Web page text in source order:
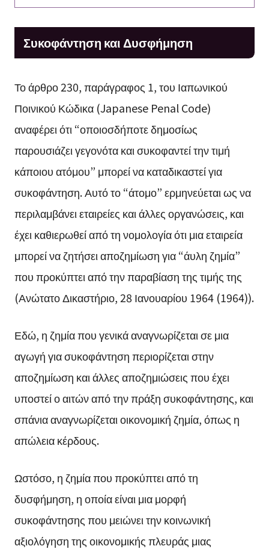
Συκοφάντηση και Δυσφήμηση
Το άρθρο 230, παράγραφος 1, του Ιαπωνικού
Ποινικού Κώδικα (Japanese Penal Code)
αναφέρει ότι “οποιοσδήποτε δημοσίως
παρουσιάζει γεγονότα και συκοφαντεί την τιμή
κάποιου ατόμου” μπορεί να καταδικαστεί για
συκοφάντηση. Αυτό το “άτομο” ερμηνεύεται ως να
περιλαμβάνει εταιρείες και άλλες οργανώσεις, και
έχει καθιερωθεί από τη νομολογία ότι μια εταιρεία
μπορεί να ζητήσει αποζημίωση για “άυλη ζημία”
που προκύπτει από την παραβίαση της τιμής της
(Ανώτατο Δικαστήριο, 28 Ιανουαρίου 1964 (1964)).
Εδώ, η ζημία που γενικά αναγνωρίζεται σε μια
αγωγή για συκοφάντηση περιορίζεται στην
αποζημίωση και άλλες αποζημιώσεις που έχει
υποστεί ο αιτών από την πράξη συκοφάντησης, και
σπάνια αναγνωρίζεται οικονομική ζημία, όπως η
απώλεια κέρδους.
Ωστόσο, η ζημία που προκύπτει από τη
δυσφήμηση, η οποία είναι μια μορφή
συκοφάντησης που μειώνει την κοινωνική
αξιολόγηση της οικονομικής πλευράς μιας